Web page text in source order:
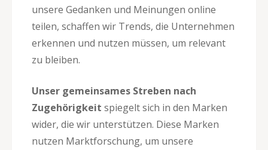
unsere Gedanken und Meinungen online
teilen, schaffen wir Trends, die Unternehmen
erkennen und nutzen müssen, um relevant
zu bleiben.
Unser gemeinsames Streben nach
Zugehörigkeit spiegelt sich in den Marken
wider, die wir unterstützen. Diese Marken
nutzen Marktforschung, um unsere